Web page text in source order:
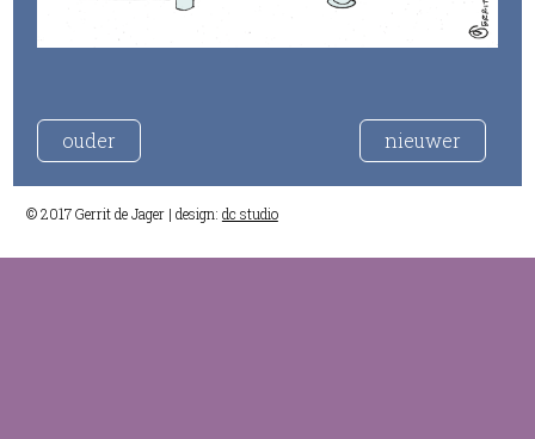
ouder nieuwer
© 2017 Gerrit de Jager | design: dc studio